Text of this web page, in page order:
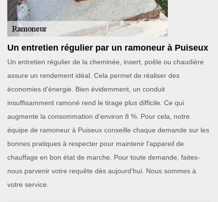
Un entretien régulier par un ramoneur à Puiseux
Un entretien régulier de la cheminée, insert, poêle ou chaudière
assure un rendement idéal. Cela permet de réaliser des
économies d’énergie. Bien évidemment, un conduit
insuffisamment ramoné rend le tirage plus difficile. Ce qui
augmente la consommation d’environ 8 %. Pour cela, notre
équipe de ramoneur à Puiseux conseille chaque demande sur les
bonnes pratiques à respecter pour maintenir l’appareil de
chauffage en bon état de marche. Pour toute demande, faites-
nous parvenir votre requête dès aujourd’hui. Nous sommes à
votre service.